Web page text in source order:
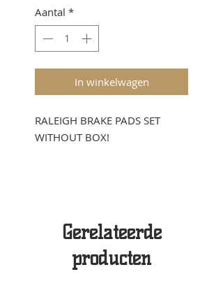
Aantal *
In winkelwagen
RALEIGH BRAKE PADS SET
WITHOUT BOX!
Gerelateerde
producten